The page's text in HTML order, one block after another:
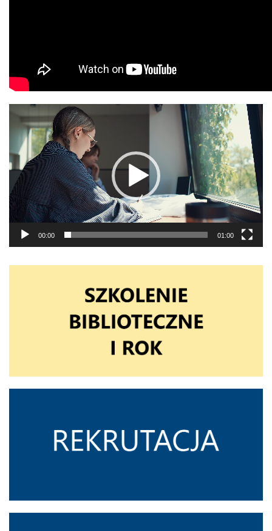
Dołącz do gry – twórz z nami przyszłość chemii!
Zjazd Dziekanów Wydziałów Chemicznych 2026
Odtwarzacz
video
00:00 01:00